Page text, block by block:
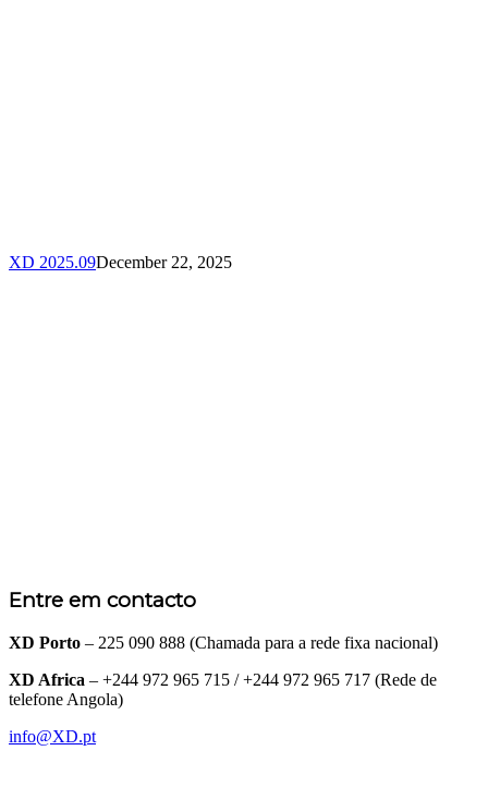
XD 2025.09December 22, 2025
Entre em contacto
XD Porto – 225 090 888 (Chamada para a rede fixa nacional)
XD Africa – +244 972 965 715 / +244 972 965 717 (Rede de
telefone Angola)
info@XD.pt